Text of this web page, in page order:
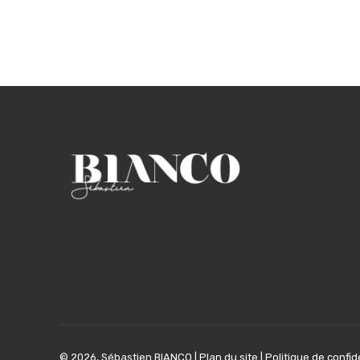
© 2026, Sébastien BIANCO | Plan du site Politique de